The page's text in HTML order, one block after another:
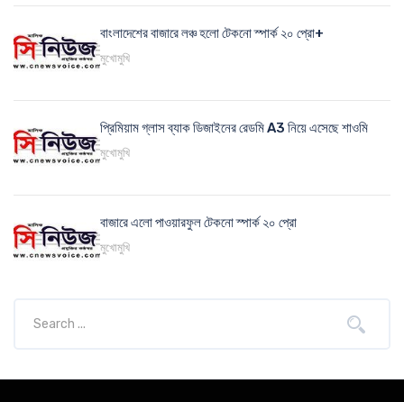
বাংলাদেশের বাজারে লঞ্চ হলো টেকনো স্পার্ক ২০ প্রো+
মুখোমুখি
প্রিমিয়াম গ্লাস ব্যাক ডিজাইনের রেডমি A3 নিয়ে এসেছে শাওমি
মুখোমুখি
বাজারে এলো পাওয়ারফুল টেকনো স্পার্ক ২০ প্রো
মুখোমুখি